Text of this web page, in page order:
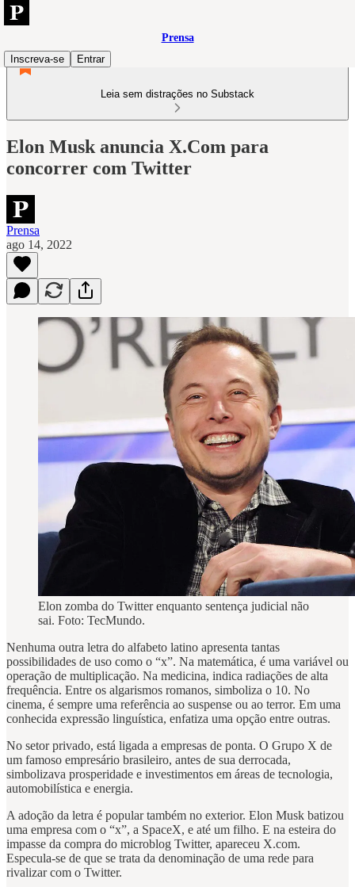
Prensa
Inscreva-se
Entrar
Leia sem distrações no Substack
Elon Musk anuncia X.Com para
concorrer com Twitter
Prensa
ago 14, 2022
Elon zomba do Twitter enquanto sentença judicial não
sai. Foto: TecMundo.
Nenhuma outra letra do alfabeto latino apresenta tantas
possibilidades de uso como o “x”. Na matemática, é uma variável ou
operação de multiplicação. Na medicina, indica radiações de alta
frequência. Entre os algarismos romanos, simboliza o 10. No
cinema, é sempre uma referência ao suspense ou ao terror. Em uma
conhecida expressão linguística, enfatiza uma opção entre outras.
No setor privado, está ligada a empresas de ponta. O Grupo X de
um famoso empresário brasileiro, antes de sua derrocada,
simbolizava prosperidade e investimentos em áreas de tecnologia,
automobilística e energia.
A adoção da letra é popular também no exterior. Elon Musk batizou
uma empresa com o “x”, a SpaceX, e até um filho. E na esteira do
impasse da compra do microblog Twitter, apareceu X.com.
Especula-se de que se trata da denominação de uma rede para
rivalizar com o Twitter.